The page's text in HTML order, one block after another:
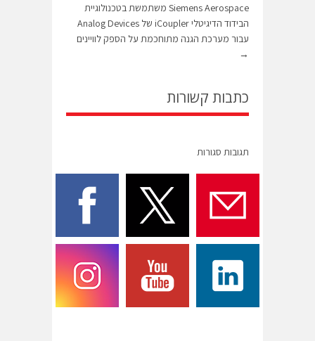
Siemens Aerospace משתמשת בטכנולוגיית
הבידוד הדיגיטלי iCoupler של Analog Devices
עבור מערכת הגנה מתוחכמת על הספק לוויינים
→
כתבות קשורות
תגובות סגורות